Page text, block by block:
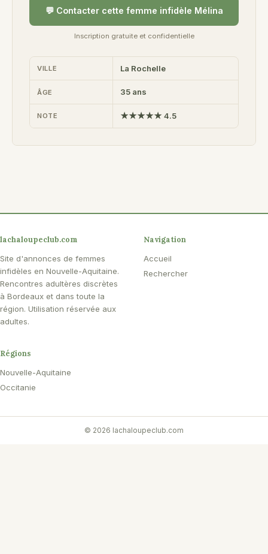
💬 Contacter cette femme infidèle Mélina
Inscription gratuite et confidentielle
VILLE La Rochelle
ÂGE 35 ans
NOTE ★★★★★ 4.5
lachaloupeclub.com
Site d'annonces de femmes
infidèles en Nouvelle-Aquitaine.
Rencontres adultères discrètes
à Bordeaux et dans toute la
région. Utilisation réservée aux
adultes.
Navigation
Accueil
Rechercher
Régions
Nouvelle-Aquitaine
Occitanie
© 2026 lachaloupeclub.com